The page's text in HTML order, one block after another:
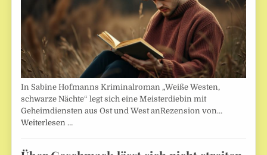
In Sabine Hofmanns Kriminalroman „Weiße Westen,
schwarze Nächte“ legt sich eine Meisterdiebin mit
Geheimdiensten aus Ost und West anRezension von…
Weiterlesen …